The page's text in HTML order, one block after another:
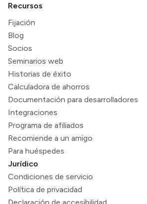
Recursos
Fijación
Blog
Socios
Seminarios web
Historias de éxito
Calculadora de ahorros
Documentación para desarrolladores
Integraciones
Programa de afiliados
Recomiende a un amigo
Para huéspedes
Jurídico
Condiciones de servicio
Política de privacidad